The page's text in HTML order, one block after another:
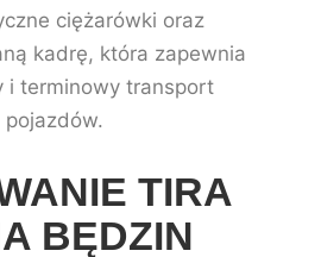
ciężarówki oraz
kadrę, która zapewnia
i terminowy transport
pojazdów.
TIRA
BĘDZIN